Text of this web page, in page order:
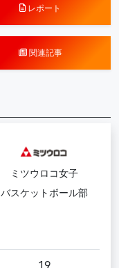
レポート
関連記事
ミツウロコ女子
バスケットボール部
19